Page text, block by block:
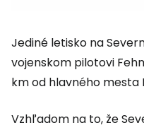
Jediné letisko na
vojenskom pilotovi
km od hlavného mesta
Vzhľadom na to, že